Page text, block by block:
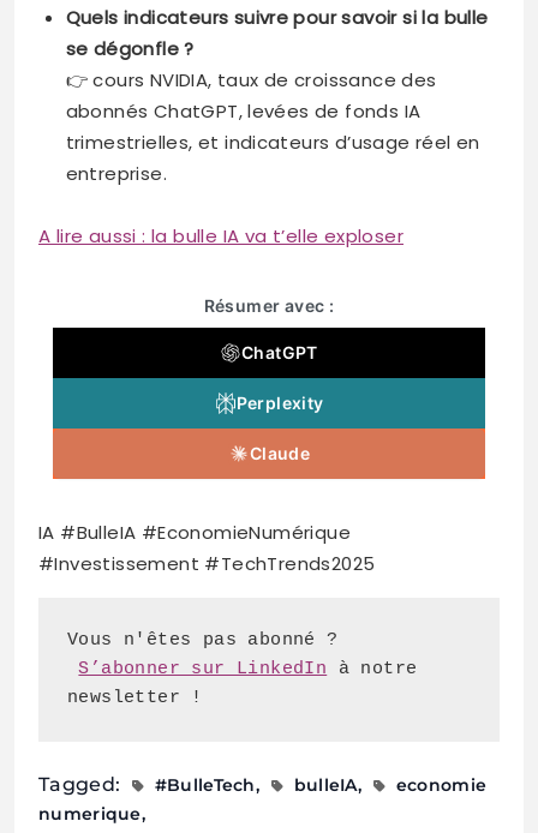
Quels indicateurs suivre pour savoir si la bulle
se dégonfle ?
👉 cours NVIDIA, taux de croissance des
abonnés ChatGPT, levées de fonds IA
trimestrielles, et indicateurs d’usage réel en
entreprise.
A lire aussi : la bulle IA va t’elle exploser
Résumer avec :
ChatGPT
Perplexity
Claude
IA #BulleIA #EconomieNumérique
#Investissement #TechTrends2025
S’abonner sur LinkedIn à notre
newsletter !
Tagged: #BulleTech bulleIA
economie
numerique